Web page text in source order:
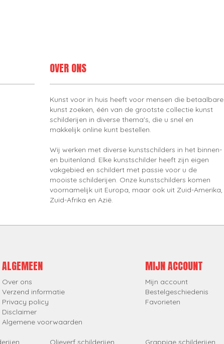
OVER ONS
Kunst voor in huis heeft voor mensen die betaalbare
kunst zoeken, één van de grootste collectie kunst
schilderijen in diverse thema's, die u snel en
makkelijk online kunt bestellen.
Wij werken met diverse kunstschilders in het binnen-
en buitenland. Elke kunstschilder heeft zijn eigen
vakgebied en schildert met passie voor u de
mooiste schilderijen. Onze kunstschilders komen
voornamelijk uit Europa, maar ook uit Zuid-Amerika,
Zuid-Afrika en Azië.
ALGEMEEN
Over ons
Verzend informatie
Privacy policy
Disclaimer
Algemene voorwaarden
MIJN ACCOUNT
Mijn account
Bestelgeschiedenis
Favorieten
Olieverf schilderijen Grappige schilderijen